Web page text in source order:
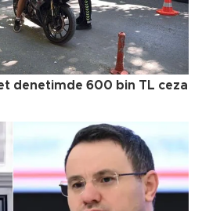
denetimde 600 bin TL ceza